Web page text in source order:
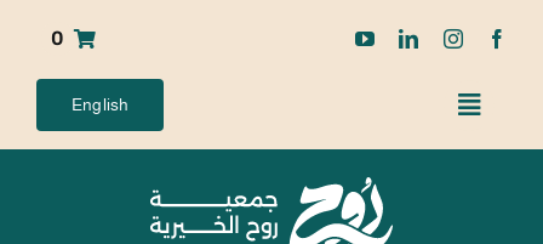
0
English